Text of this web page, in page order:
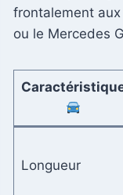
frontalement aux
ou le Mercedes
Longueur